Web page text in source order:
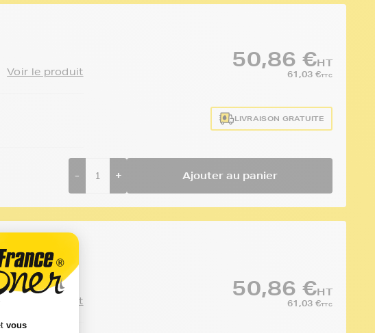
Voir le produit
50,86 €HT
61,03 €TTC
LIVRAISON GRATUITE
- + Ajouter au panier
Voir le produit
50,86 €HT
61,03 €TTC